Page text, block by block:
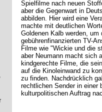
Spielfilme nach neuen
aber die Gegenwart in
abbilden. Hier wird eine
machte mit deutlichen
Goldenen Kalb werden,
gebührenfinanzierten TV-
Filme wie "Wickie und die
aber Neumann macht sich
kindgerechte Filme, die
auf die Kinoleinwand zu
zu finden. Nachdrücklich
rechtlichen Sender in einer
kulturpolitischen Auftrag